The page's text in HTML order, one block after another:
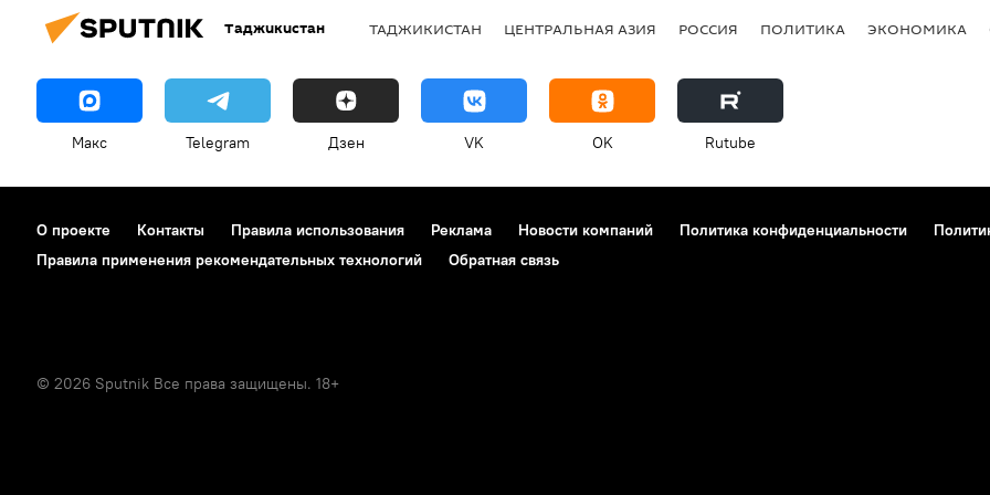
Таджикистан ТАДЖИКИСТАН ЦЕНТРАЛЬНАЯ АЗИЯ РОССИЯ ПОЛИТИКА ЭКОНОМИКА
Макс Telegram Дзен VK OK Rutube
О проекте Контакты Правила использования Реклама Новости компаний Политика конфиденциальности
Правила применения рекомендательных технологий
Обратная связь
© 2026 Sputnik Все права защищены. 18+